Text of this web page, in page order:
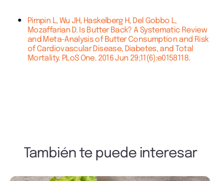
Pimpin L, Wu JH, Haskelberg H, Del Gobbo L,
Mozaffarian D. Is Butter Back? A Systematic Review
and Meta-Analysis of Butter Consumption and Risk
of Cardiovascular Disease, Diabetes, and Total
Mortality. PLoS One. 2016 Jun 29;11(6):e0158118.
También te puede interesar